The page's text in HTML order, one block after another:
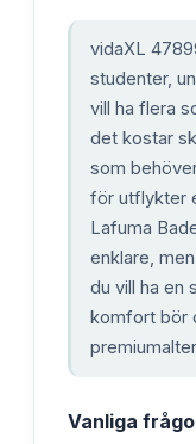
vidaXL
studenter,
vill ha flera
det kostar
som
för utflykter
Lafuma
enklare,
du vill ha en
komfort bör
Vanliga